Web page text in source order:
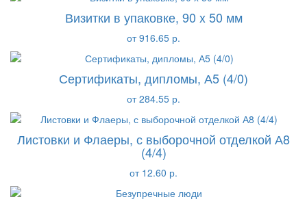
Визитки в упаковке, 90 x 50 мм
от 916.65 р.
Сертификаты, дипломы, А5 (4/0)
от 284.55 р.
Листовки и Флаеры, с выборочной отделкой А8
(4/4)
от 12.60 р.